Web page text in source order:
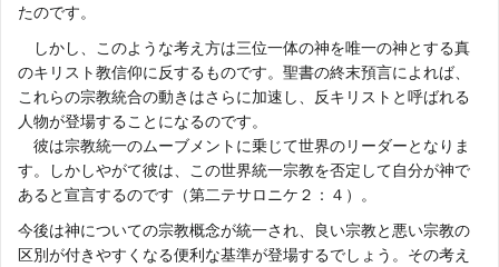
たのです。
しかし、このような考え方は三位一体の神を唯一の神とする真
のキリスト教信仰に反するものです。聖書の終末預言によれば、
これらの宗教統合の動きはさらに加速し、反キリストと呼ばれる
人物が登場することになるのです。
彼は宗教統一のムーブメントに乗じて世界のリーダーとなりま
す。しかしやがて彼は、この世界統一宗教を否定して自分が神で
あると宣言するのです（第二テサロニケ２：４）。
今後は神についての宗教概念が統一され、良い宗教と悪い宗教の
区別が付きやすくなる便利な基準が登場するでしょう。その考え